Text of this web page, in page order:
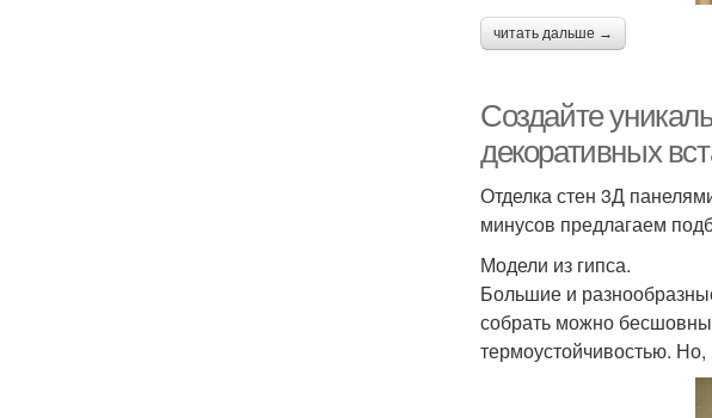
читать дальше →
Создайте
декоративных
Отделка стен 3Д
минусов предлагаем
Модели из гипса.
Большие и
собрать можно
термоустойчивостью.